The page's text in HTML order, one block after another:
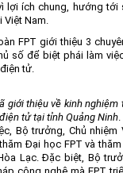
lợi ích chung, hướng tới
Việt Nam.
FPT giới thiệu 3
số để biệt phái làm
tử.
giới thiệu về kinh nghiệm
tử tại tỉnh Quảng Ninh
Bộ trưởng, Chủ nhiệm
Đại học FPT và
Lạc. Đặc biệt, Bộ